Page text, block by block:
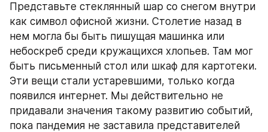
Представьте стеклянный шар со снегом внутри
как символ офисной жизни. Столетие назад в
нем могла бы быть пишущая машинка или
небоскреб среди кружащихся хлопьев. Там мог
быть письменный стол или шкаф для картотеки.
Эти вещи стали устаревшими, только когда
появился интернет. Мы действительно не
придавали значения такому развитию событий,
пока пандемия не заставила представителей